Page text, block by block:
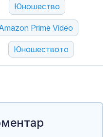
Юношество
Prime Video
Юношеството